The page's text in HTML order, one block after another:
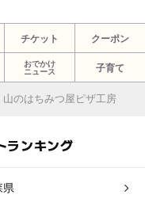
チケット クーポン
おでかけ
ニュース
子育て
山のはちみつ屋ピザ工房
ランキング
県